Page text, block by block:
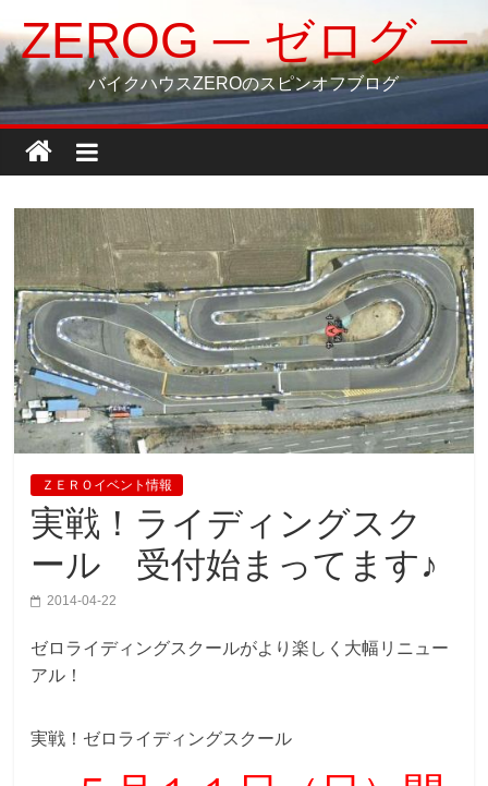
ン
テ
ツ
ス
ZEROG ─ ゼログ ─
バイクハウスZEROのスピンオフブログ
ＺＥＲＯイベント情報
実戦！ライディングスク
ール 受付始まってます♪
2014-04-22
ゼロライディングスクールがより楽しく大幅リニュー
アル！
実戦！ゼロライディングスクール